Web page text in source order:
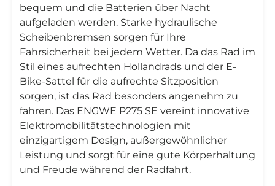
bequem und die Batterien über Nacht
aufgeladen werden. Starke hydraulische
Scheibenbremsen sorgen für Ihre
Fahrsicherheit bei jedem Wetter. Da das Rad im
Stil eines aufrechten Hollandrads und der E-
Bike-Sattel für die aufrechte Sitzposition
sorgen, ist das Rad besonders angenehm zu
fahren. Das ENGWE P275 SE vereint innovative
Elektromobilitätstechnologien mit
einzigartigem Design, außergewöhnlicher
Leistung und sorgt für eine gute Körperhaltung
und Freude während der Radfahrt.